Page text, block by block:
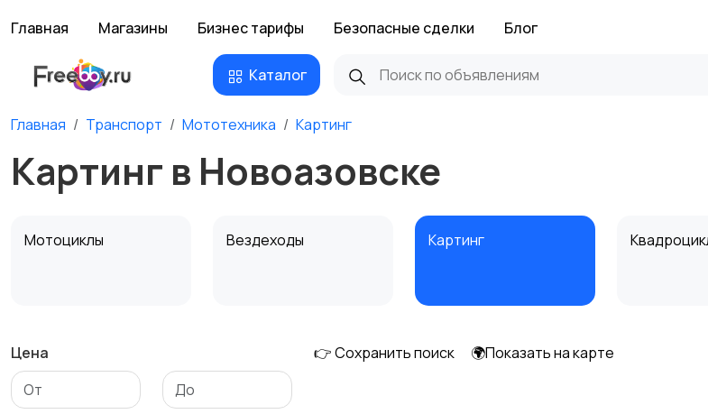
Главная Магазины Бизнес тарифы Безопасные сделки Блог
Каталог
Главная Транспорт Мототехника Картинг
Картинг в Новоазовске
Мотоциклы Вездеходы Картинг
Цена 👉 Сохранить поиск 🌍Показать на карте